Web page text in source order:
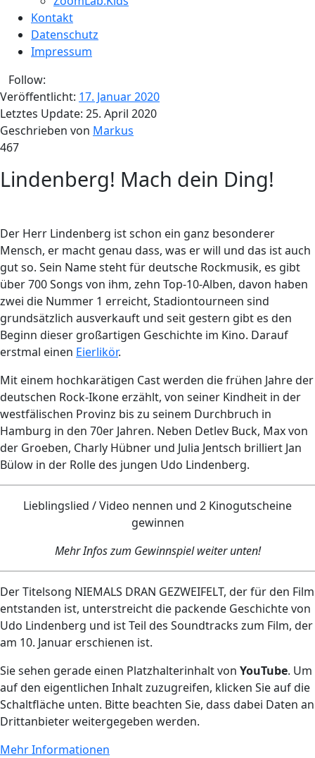
Kontakt
Datenschutz
Impressum
Follow:
Veröffentlicht: 17. Januar 2020
Letztes Update: 25. April 2020
Geschrieben von Markus
467
Lindenberg! Mach dein Ding!
Der Herr Lindenberg ist schon ein ganz besonderer
Mensch, er macht genau dass, was er will und das ist auch
gut so. Sein Name steht für deutsche Rockmusik, es gibt
über 700 Songs von ihm, zehn Top-10-Alben, davon haben
zwei die Nummer 1 erreicht, Stadiontourneen sind
grundsätzlich ausverkauft und seit gestern gibt es den
Beginn dieser großartigen Geschichte im Kino. Darauf
erstmal einen Eierlikör.
Mit einem hochkarätigen Cast werden die frühen Jahre der
deutschen Rock-Ikone erzählt, von seiner Kindheit in der
westfälischen Provinz bis zu seinem Durchbruch in
Hamburg in den 70er Jahren. Neben Detlev Buck, Max von
der Groeben, Charly Hübner und Julia Jentsch brilliert Jan
Bülow in der Rolle des jungen Udo Lindenberg.
Lieblingslied / Video nennen und 2 Kinogutscheine
gewinnen
Mehr Infos zum Gewinnspiel weiter unten!
Der Titelsong NIEMALS DRAN GEZWEIFELT, der für den Film
entstanden ist, unterstreicht die packende Geschichte von
Udo Lindenberg und ist Teil des Soundtracks zum Film, der
am 10. Januar erschienen ist.
Sie sehen gerade einen Platzhalterinhalt von YouTube. Um
auf den eigentlichen Inhalt zuzugreifen, klicken Sie auf die
Schaltfläche unten. Bitte beachten Sie, dass dabei Daten an
Drittanbieter weitergegeben werden.
Mehr Informationen